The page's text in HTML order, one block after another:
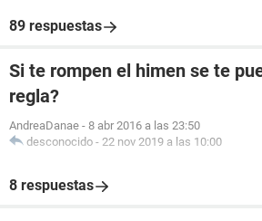
89 respuestas
Si te rompen el himen se te
regla?
AndreaDanae - 8 abr 2016 a las 23:50
desconocido - 22 nov 2019 a las 10:00
8 respuestas